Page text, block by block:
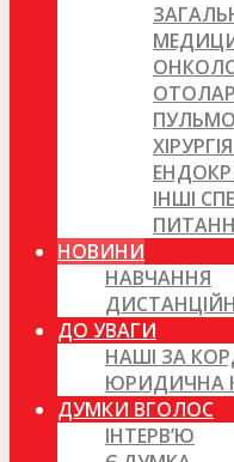
ІНШІ
НОВИНИ
НАВЧАННЯ
ДО УВАГИ
НАШІ ЗА
ЮРИДИЧНА
ДУМКИ ВГОЛОС
ІНТЕРВ’Ю